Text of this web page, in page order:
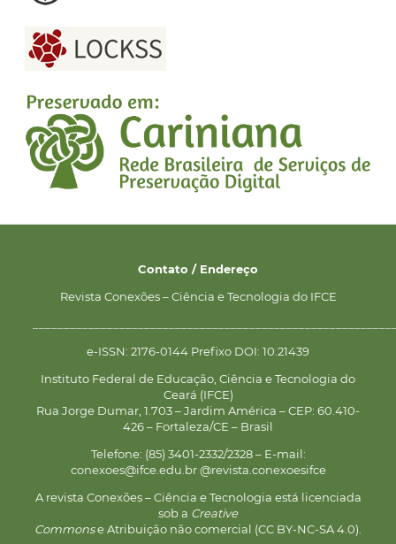
Contato / Endereço
Revista Conexões – Ciência e Tecnologia do IFCE
e-ISSN: 2176-0144 Prefixo DOI: 10.21439
Instituto Federal de Educação, Ciência e Tecnologia do
Ceará (IFCE)
Rua Jorge Dumar, 1.703 – Jardim América – CEP: 60.410-
426 – Fortaleza/CE – Brasil
Telefone: (85) 3401-2332/2328 – E-mail:
conexoes@ifce.edu.br @revista.conexoesifce
A revista Conexões – Ciência e Tecnologia está licenciada
sob a Creative
Commonse Atribuição não comercial (CC BY-NC-SA 4.0).